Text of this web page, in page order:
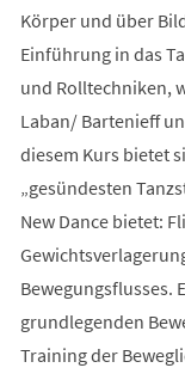
Körper und über
Einführung in das
und Rolltechniken,
Laban/ Bartenieff
diesem Kurs bietet
„gesündesten
New Dance bietet:
Bewegungsflusses.
grundlegenden
Training der